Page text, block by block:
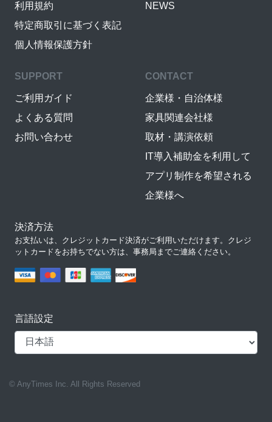
利用規約
特定商取引に基づく表記
個人情報保護方針
NEWS
SUPPORT
ご利用ガイド
よくある質問
お問い合わせ
CONTACT
企業様・自治体様
家具関連会社様
取材・講演依頼
IT導入補助金を利用して
アプリ制作を希望される
企業様へ
決済方法
お支払いは、クレジットカード決済がご利用いただけます。クレジ
ットカードをお持ちでない方は、事務局までご連絡ください。
言語設定
© AnyTimes Inc. All Rights Reserved